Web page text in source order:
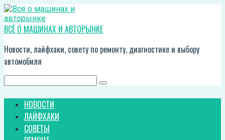
Перейти
к
контенту
ВСЁ О МАШИНАХ И АВТОРЫНКЕ
Новости, лайфхаки, совету по ремонту, диагностике и выбору
автомобиля
НОВОСТИ
ЛАЙФХАКИ
СОВЕТЫ